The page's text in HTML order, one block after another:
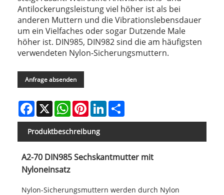
Antilockerungsleistung viel höher ist als bei
anderen Muttern und die Vibrationslebensdauer
um ein Vielfaches oder sogar Dutzende Male
höher ist. DIN985, DIN982 sind die am häufigsten
verwendeten Nylon-Sicherungsmuttern.
Anfrage absenden
Facebook
X WhatsAppPinterestLinkedIn
Produktbeschreibung
A2-70 DIN985 Sechskantmutter mit
Nyloneinsatz
Nylon-Sicherungsmuttern werden durch Nylon